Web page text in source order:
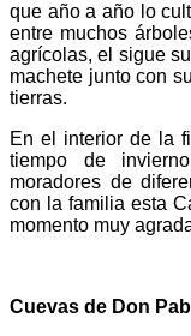
que año a año lo
entre muchos
agrícolas, el sigue
machete junto con
tierras.
En el interior de la
tiempo de
moradores de
con la familia esta
momento muy
Cuevas de Don